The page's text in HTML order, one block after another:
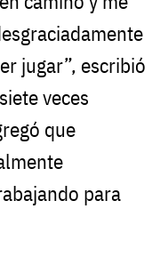
jugar”, escribió
veces
que
para